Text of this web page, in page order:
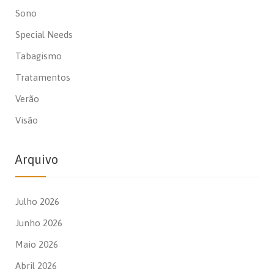
Sono
Special Needs
Tabagismo
Tratamentos
Verão
Visão
Arquivo
Julho 2026
Junho 2026
Maio 2026
Abril 2026